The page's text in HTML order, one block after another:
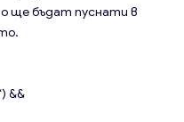
ще бъдат пуснати в
&&